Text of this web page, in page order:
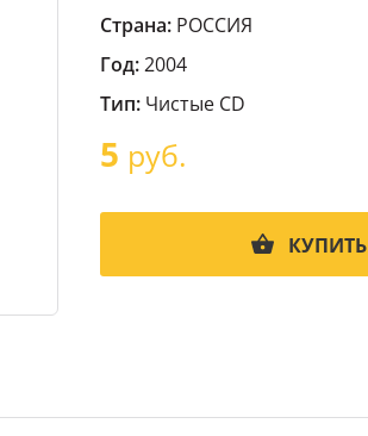
Страна: РОССИЯ
Год:2004
Тип: Чистые CD
5 руб.
КУПИТЬ